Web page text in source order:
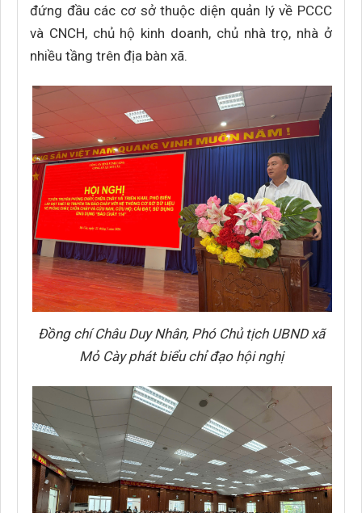
đứng đầu các cơ sở thuộc diện quản lý về PCCC
và CNCH, chủ hộ kinh doanh, chủ nhà trọ, nhà ở
nhiều tầng trên địa bàn xã.
Đồng chí Châu Duy Nhân, Phó Chủ tịch UBND xã
Mỏ Cày phát biểu chỉ đạo hội nghị